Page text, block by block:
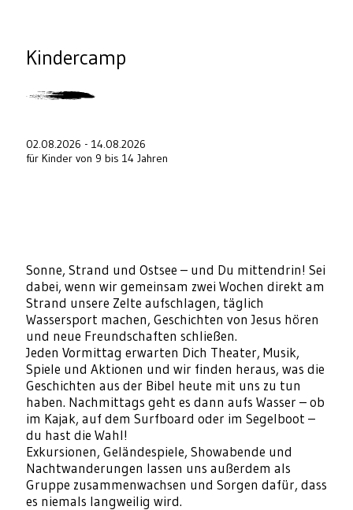
Kindercamp
02.08.2026 - 14.08.2026
für Kinder von 9 bis 14 Jahren
Sonne, Strand und Ostsee – und Du mittendrin! Sei
dabei, wenn wir gemeinsam zwei Wochen direkt am
Strand unsere Zelte aufschlagen, täglich
Wassersport machen, Geschichten von Jesus hören
und neue Freundschaften schließen.
Jeden Vormittag erwarten Dich Theater, Musik,
Spiele und Aktionen und wir finden heraus, was die
Geschichten aus der Bibel heute mit uns zu tun
haben. Nachmittags geht es dann aufs Wasser – ob
im Kajak, auf dem Surfboard oder im Segelboot –
du hast die Wahl!
Exkursionen, Geländespiele, Showabende und
Nachtwanderungen lassen uns außerdem als
Gruppe zusammenwachsen und Sorgen dafür, dass
es niemals langweilig wird.